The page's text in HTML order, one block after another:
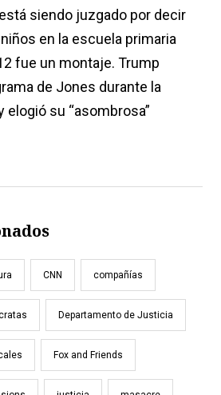
siendo juzgado por decir
en la escuela primaria
fue un montaje. Trump
de Jones durante la
elogió su “asombrosa”
CNN compañías
Departamento de Justicia
Fox and Friends